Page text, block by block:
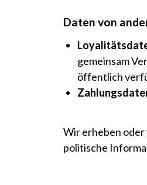
Daten von
gemeinsam
öffentlich
Wir erheben
politische